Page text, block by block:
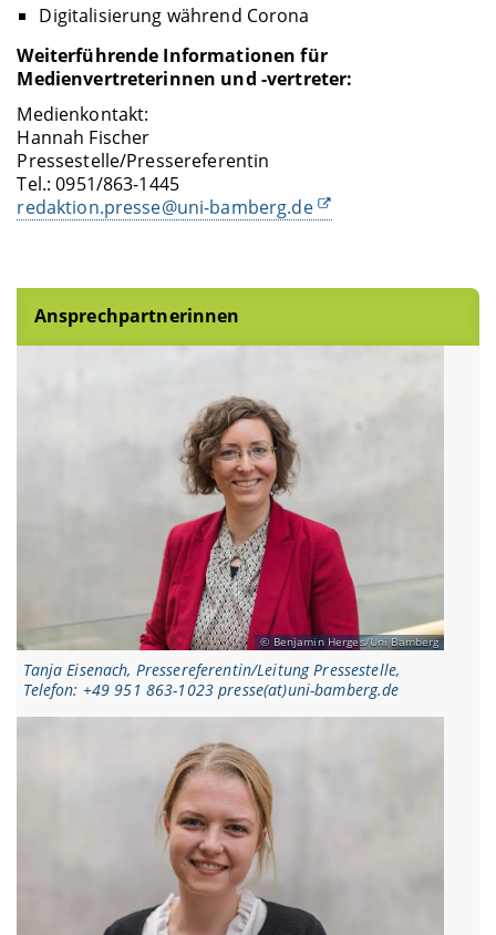
Digitalisierung während Corona
Weiterführende Informationen für
Medienvertreterinnen und -vertreter:
Medienkontakt:
Hannah Fischer
Pressestelle/Pressereferentin
Tel.: 0951/863-1445
redaktion.presse@uni-bamberg.de
Ansprechpartnerinnen
Benjamin Herges/Uni Bamberg
Tanja Eisenach, Pressereferentin/Leitung Pressestelle,
Telefon: +49 951 863-1023 presse(at)uni-bamberg.de